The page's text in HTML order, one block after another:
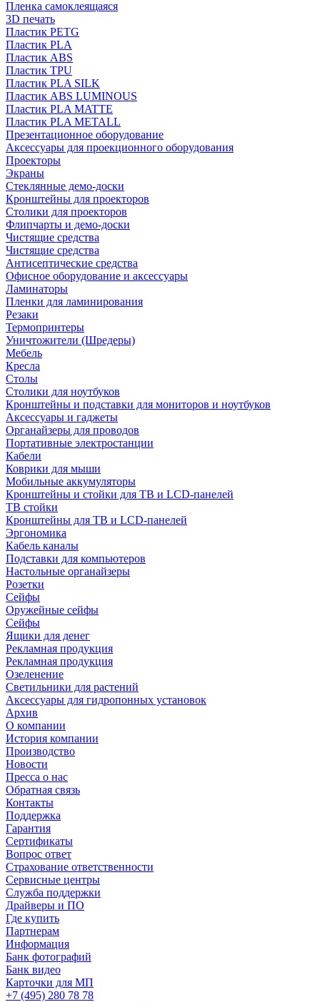
Пленка самоклеящаяся
3D печать
Пластик PETG
Пластик PLA
Пластик ABS
Пластик TPU
Пластик PLA SILK
Пластик ABS LUMINOUS
Пластик PLA MATTE
Пластик PLA METALL
Презентационное оборудование
Аксессуары для проекционного оборудования
Проекторы
Экраны
Стеклянные демо-доски
Кронштейны для проекторов
Столики для проекторов
Флипчарты и демо-доски
Чистящие средства
Чистящие средства
Антисептические средства
Офисное оборудование и аксессуары
Ламинаторы
Пленки для ламинирования
Резаки
Термопринтеры
Уничтожители (Шредеры)
Мебель
Кресла
Столы
Столики для ноутбуков
Кронштейны и подставки для мониторов и ноутбуков
Аксессуары и гаджеты
Органайзеры для проводов
Портативные электростанции
Кабели
Коврики для мыши
Мобильные аккумуляторы
Кронштейны и стойки для ТВ и LCD-панелей
ТВ стойки
Кронштейны для ТВ и LCD-панелей
Эргономика
Кабель каналы
Подставки для компьютеров
Настольные органайзеры
Розетки
Сейфы
Оружейные сейфы
Сейфы
Ящики для денег
Рекламная продукция
Рекламная продукция
Озеленение
Светильники для растений
Аксессуары для гидропонных установок
Архив
О компании
История компании
Производство
Новости
Пресса о нас
Обратная связь
Контакты
Поддержка
Гарантия
Сертификаты
Вопрос ответ
Страхование ответственности
Сервисные центры
Служба поддержки
Драйверы и ПО
Где купить
Партнерам
Информация
Банк фотографий
Банк видео
Карточки для МП
+7 (495) 280 78 78